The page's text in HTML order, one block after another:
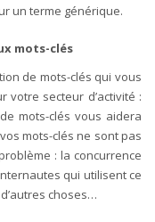
un terme générique.
mots-clés
de mots-clés qui vous
votre secteur d’activité :
mots-clés vous aidera
mots-clés ne sont pas
: la concurrence
qui utilisent ce
choses…